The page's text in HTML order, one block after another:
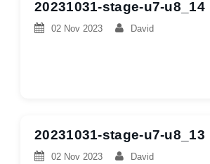
20231031-stage-u7-u8_14
02 Nov 2023 David
20231031-stage-u7-u8_13
02 Nov 2023 David